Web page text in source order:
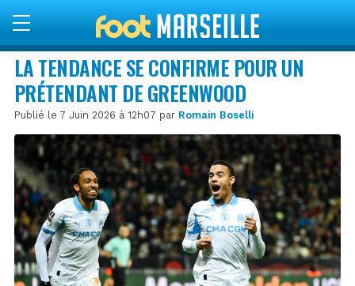
LA TENDANCE SE CONFIRME POUR UN
PRÉTENDANT DE GREENWOOD
Publié le 7 Juin 2026 à 12h07 par Romain Boselli